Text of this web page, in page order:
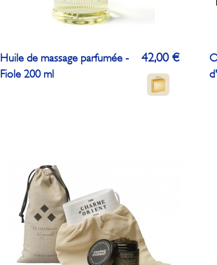
Huile de massage parfumée -
Fiole 200 ml
42,00 €